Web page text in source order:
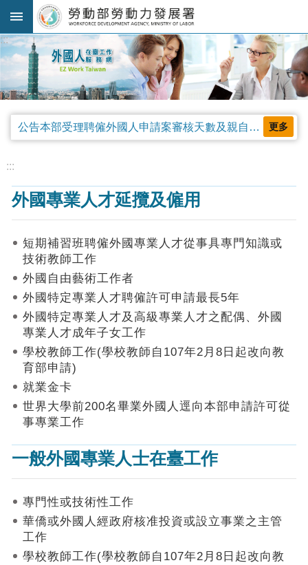
跳到主要內容區塊
進
階
搜
尋
規
公
告
及
釋
查
作
申
及
工
知
機
:::
公告本部受理聘僱外國人申請案審核天數及親自領件相關事項，並自中華民國115年4月13日生效。 更多
:::
外國專業人才延攬及僱用
短期補習班聘僱外國專業人才從事具專門知識或
技術教師工作
外國自由藝術工作者
外國特定專業人才聘僱許可申請最長5年
外國特定專業人才及高級專業人才之配偶、外國
專業人才成年子女工作
學校教師工作(學校教師自107年2月8日起改向教
育部申請)
就業金卡
世界大學前200名畢業外國人逕向本部申請許可從
事專業工作
一般外國專業人士在臺工作
專門性或技術性工作
華僑或外國人經政府核准投資或設立事業之主管
工作
學校教師工作(學校教師自107年2月8日起改向教